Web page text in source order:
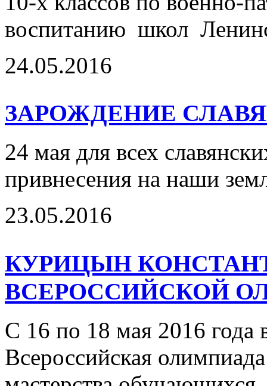
воспитанию школ
24.05.2016
ЗАРОЖДЕНИЕ
24 мая для всех
привнесения на наши
23.05.2016
КУРИЦЫН
ВСЕРОССИЙСКОЙ
С 16 по 18 мая 2016 года
Всероссийская